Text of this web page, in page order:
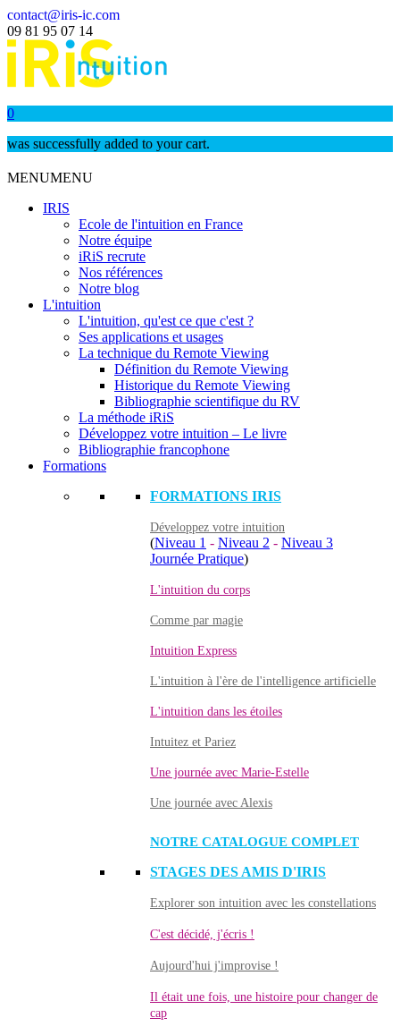
contact@iris-ic.com
09 81 95 07 14
0
was successfully added to your cart.
MENUMENU
IRIS
Ecole de l'intuition en France
Notre équipe
iRiS recrute
Nos références
Notre blog
L'intuition
L'intuition, qu'est ce que c'est ?
Ses applications et usages
La technique du Remote Viewing
Définition du Remote Viewing
Historique du Remote Viewing
Bibliographie scientifique du RV
La méthode iRiS
Développez votre intuition – Le livre
Bibliographie francophone
Formations
FORMATIONS IRIS
Développez votre intuition
(Niveau 1 - Niveau 2 - Niveau 3
Journée Pratique)
L'intuition du corps
Comme par magie
Intuition Express
L'intuition à l'ère de l'intelligence artificielle
L'intuition dans les étoiles
Intuitez et Pariez
Une journée avec Marie-Estelle
Une journée avec Alexis
NOTRE CATALOGUE COMPLET
STAGES DES AMIS D'IRIS
Explorer son intuition avec les constellations
C'est décidé, j'écris !
Aujourd'hui j'improvise !
Il était une fois, une histoire pour changer de
cap